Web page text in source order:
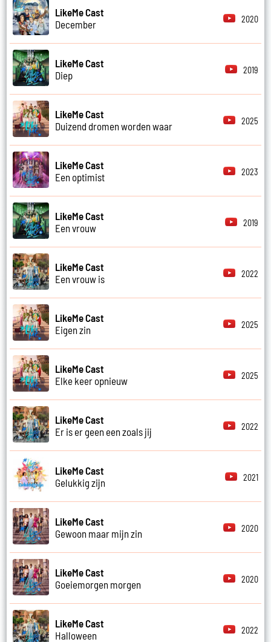
LikeMe Cast
December
2020
LikeMe Cast
Diep
2019
LikeMe Cast
Duizend dromen worden waar
2025
LikeMe Cast
Een optimist
2023
LikeMe Cast
Een vrouw
2019
LikeMe Cast
Een vrouw is
2022
LikeMe Cast
Eigen zin
2025
LikeMe Cast
Elke keer opnieuw
2025
LikeMe Cast
Er is er geen een zoals jij
2022
LikeMe Cast
Gelukkig zijn
2021
LikeMe Cast
Gewoon maar mijn zin
2020
LikeMe Cast
Goeiemorgen morgen
2020
LikeMe Cast
Halloween
2022